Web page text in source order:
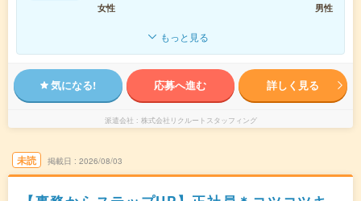
女性
男性
もっと見る
気になる! 応募へ進む 詳しく見る
派遣会社 株式会社リクルートスタッフィング
未読 掲載日 2026/08/03